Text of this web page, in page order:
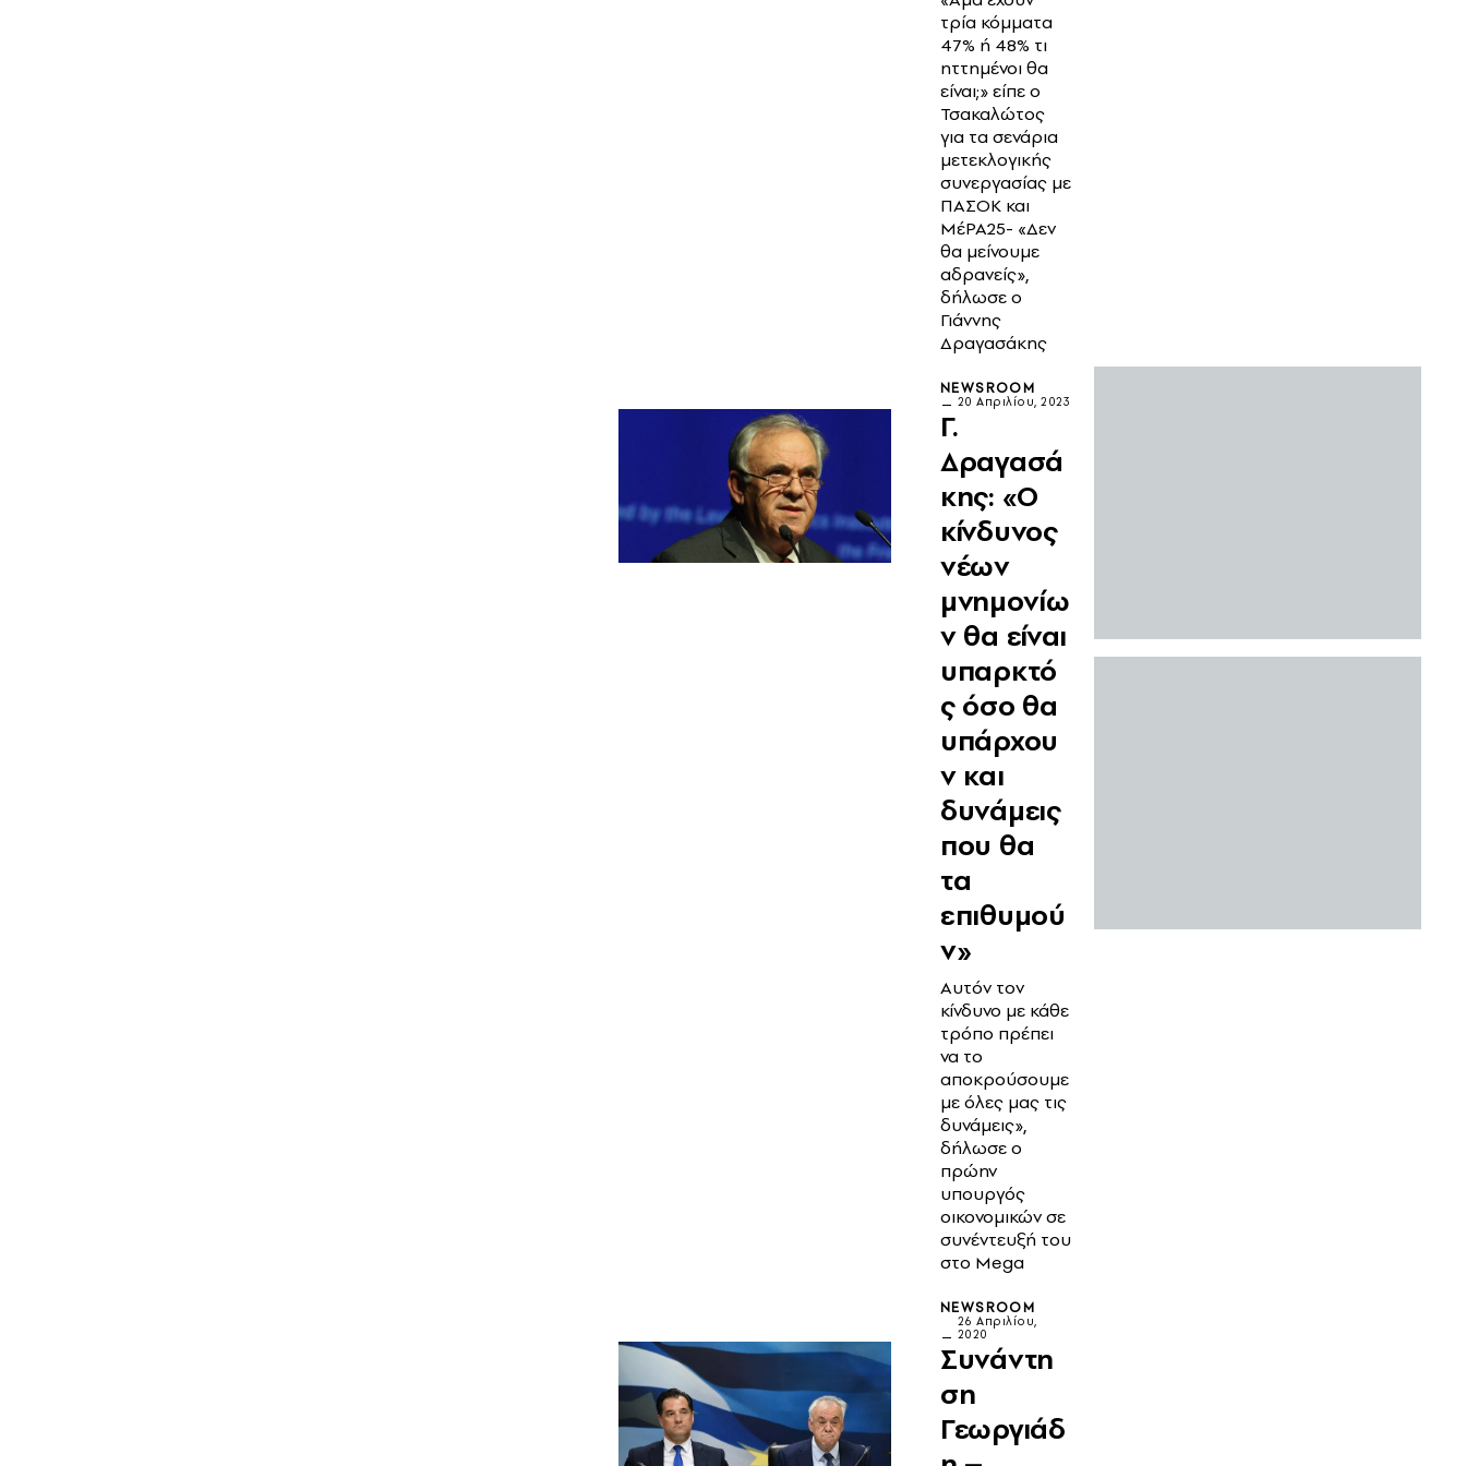
τρία κόμματα
47% ή 48% τι
ηττημένοι θα
είναι;» είπε ο
Τσακαλώτος
για τα σενάρια
μετεκλογικής
συνεργασίας με
ΠΑΣΟΚ και
ΜέΡΑ25- «Δεν
θα μείνουμε
αδρανείς»,
δήλωσε ο
Γιάννης
Δραγασάκης
NEWSROOM
20 Απριλίου, 2023
Γ.
Δραγασά
κης: «Ο
κίνδυνος
νέων
μνημονίω
ν θα είναι
υπαρκτό
ς όσο θα
υπάρχου
ν και
δυνάμεις
που θα
τα
επιθυμού
ν»
Αυτόν τον
κίνδυνο με κάθε
τρόπο πρέπει
να το
αποκρούσουμε
με όλες μας τις
δυνάμεις»,
δήλωσε ο
πρώην
υπουργός
οικονομικών σε
συνέντευξή του
στο Mega
NEWSROOM
26 Απριλίου,
2020
Συνάντη
ση
Γεωργιάδ